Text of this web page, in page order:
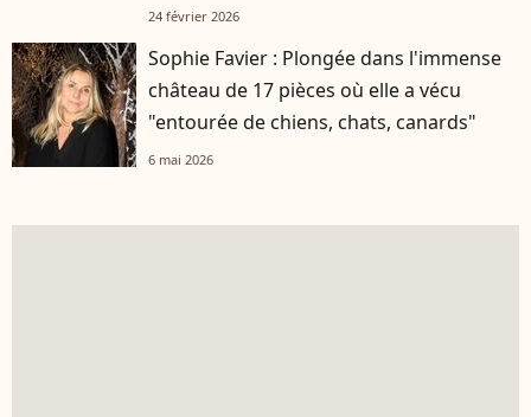
24 février 2026
Sophie Favier : Plongée dans l'immense
château de 17 pièces où elle a vécu
"entourée de chiens, chats, canards"
6 mai 2026